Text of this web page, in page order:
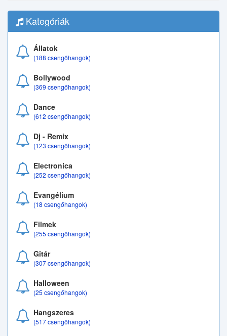
Kategóriák
Állatok
(188 csengőhangok)
Bollywood
(369 csengőhangok)
Dance
(612 csengőhangok)
Dj - Remix
(123 csengőhangok)
Electronica
(252 csengőhangok)
Evangélium
(18 csengőhangok)
Filmek
(255 csengőhangok)
Gitár
(307 csengőhangok)
Halloween
(25 csengőhangok)
Hangszeres
(517 csengőhangok)